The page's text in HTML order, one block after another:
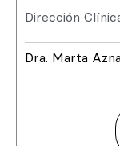
Dirección
Dra. Marta